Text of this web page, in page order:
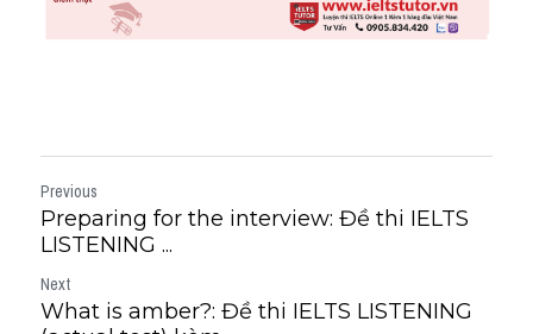
Previous
Preparing for the interview: Đề thi IELTS
LISTENING ...
Next
What is amber?: Đề thi IELTS LISTENING